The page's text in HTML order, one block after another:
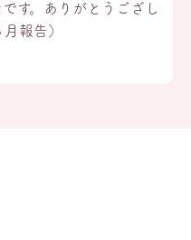
す。ありがとうござし
報告）